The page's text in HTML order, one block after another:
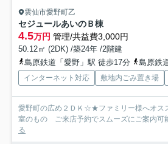
雲仙市愛野町乙
セジュールあいのＢ棟
4.5万円 管理/共益費3,000円
50.12㎡ (2DK) /築24年 /2階建
島原鉄道「愛野」駅 徒歩17分
島原鉄道
インターネット対応 敷地内ごみ置き場
愛野町の広め２ＤＫ☆★ファミリー様へオ
室のもの ご来店予約でスムーズにご案内可
る